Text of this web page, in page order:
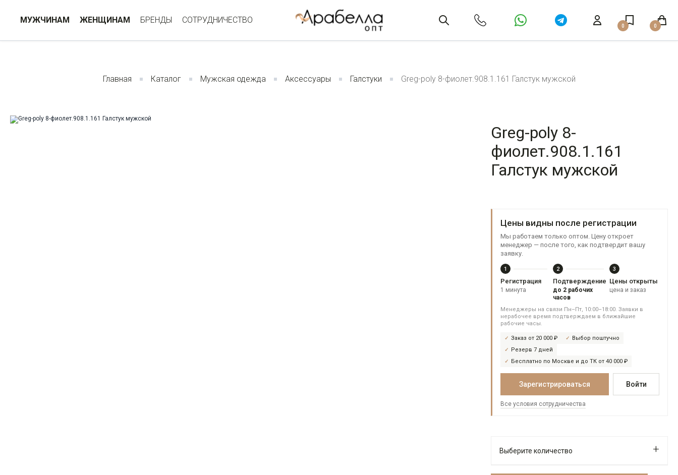
МУЖЧИНАМ ЖЕНЩИНАМ БРЕНДЫ СОТРУДНИЧЕСТВО
0 0
Главная Каталог Мужская одежда Аксессуары Галстуки Greg-poly 8-фиолет.908.1.161 Галстук мужской
Greg-poly 8-
фиолет.908.1.161
Галстук мужской
Цены видны после регистрации
Мы работаем только оптом. Цену откроет
менеджер — после того, как подтвердит вашу
заявку.
1
Регистрация
1 минута
2
Подтверждение
до 2 рабочих
часов
3
Цены открыты
цена и заказ
Менеджеры на связи Пн–Пт, 10:00–18:00. Заявки в
нерабочее время подтверждаем в ближайшие
рабочие часы.
Заказ от 20 000 ₽
Выбор поштучно
Резерв 7 дней
Бесплатно по Москве и до ТК от 40 000 ₽
Зарегистрироваться Войти
Все условия сотрудничества
Выберите количество